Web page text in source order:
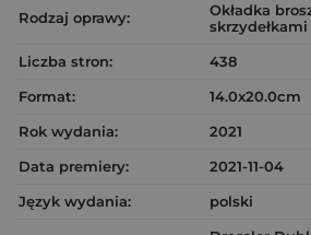
Rodzaj oprawy:
Okładka
skrzydełkami
Liczba stron:
438
Format:
14.0x20.0cm
Rok wydania:
2021
Data premiery:
2021-11-04
Język wydania:
polski